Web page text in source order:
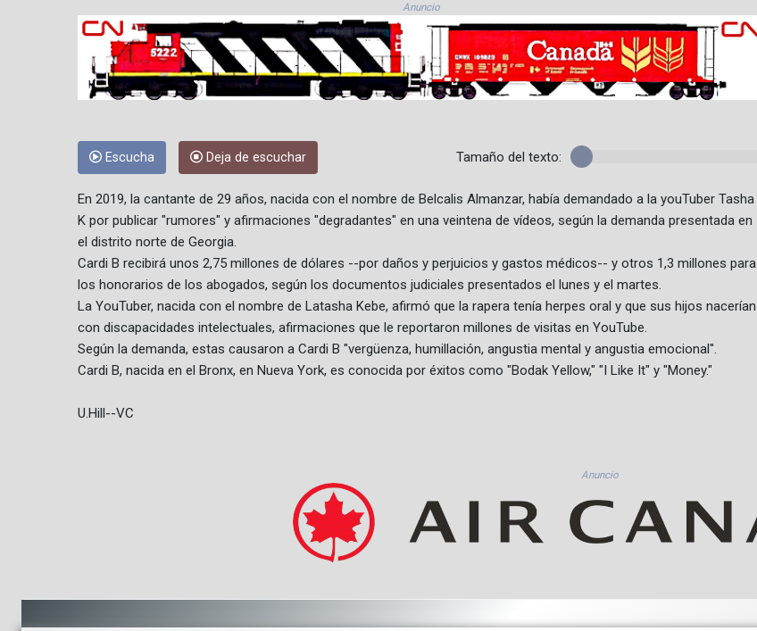
Anuncio
Escucha Deja de escuchar Tamaño del texto:
En 2019, la cantante de 29 años, nacida con el nombre de Belcalis Almanzar, había demandado a la youTuber Tasha
K por publicar "rumores" y afirmaciones "degradantes" en una veintena de vídeos, según la demanda presentada en
el distrito norte de Georgia.
Cardi B recibirá unos 2,75 millones de dólares --por daños y perjuicios y gastos médicos-- y otros 1,3 millones para
los honorarios de los abogados, según los documentos judiciales presentados el lunes y el martes.
La YouTuber, nacida con el nombre de Latasha Kebe, afirmó que la rapera tenía herpes oral y que sus hijos nacerían
con discapacidades intelectuales, afirmaciones que le reportaron millones de visitas en YouTube.
Según la demanda, estas causaron a Cardi B "vergüenza, humillación, angustia mental y angustia emocional".
Cardi B, nacida en el Bronx, en Nueva York, es conocida por éxitos como "Bodak Yellow," "I Like It" y "Money."
U.Hill--VC
Anuncio